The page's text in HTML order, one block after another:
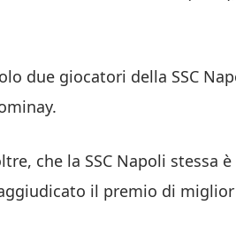
due giocatori della SSC
che la SSC Napoli
il premio di